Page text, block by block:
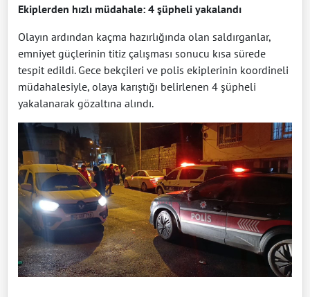
Ekiplerden hızlı müdahale: 4 şüpheli yakalandı
Olayın ardından kaçma hazırlığında olan saldırganlar,
emniyet güçlerinin titiz çalışması sonucu kısa sürede
tespit edildi. Gece bekçileri ve polis ekiplerinin koordineli
müdahalesiyle, olaya karıştığı belirlenen 4 şüpheli
yakalanarak gözaltına alındı.